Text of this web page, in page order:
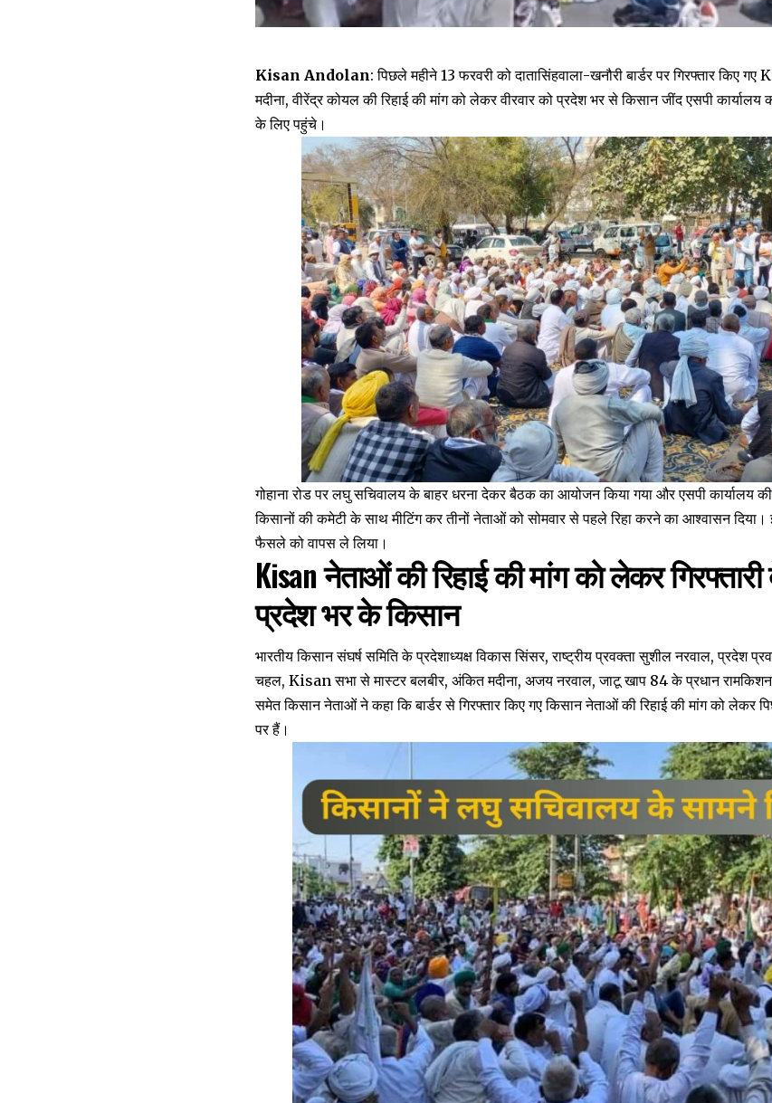
Kisan Andolan: पिछले महीने 13 फरवरी को दातासिंहवाला-खनौरी बार्डर पर गिरफ्तार किए
मदीना, वीरेंद्र कोयल की रिहाई की मांग को लेकर वीरवार को प्रदेश भर से किसान जींद एसपी कार्यालय
के लिए पहुंचे।
गोहाना रोड पर लघु सचिवालय के बाहर धरना देकर बैठक का आयोजन किया गया और एसपी
किसानों की कमेटी के साथ मीटिंग कर तीनों नेताओं को सोमवार से पहले रिहा करने का आश्वासन दिया।
फैसले को वापस ले लिया।
Kisan नेताओं की रिहाई की मांग काे लेकर
प्रदेश भर के किसान
भारतीय किसान संघर्ष समिति के प्रदेशाध्यक्ष विकास सिंसर, राष्ट्रीय प्रवक्ता सुशील नरवाल, प्रदेश
चहल, Kisan सभा से मास्टर बलबीर, अंकित मदीना, अजय नरवाल, जाटू खाप 84 के प्रधान
समेत किसान नेताओं ने कहा कि बार्डर से गिरफ्तार किए गए किसान नेताओं की रिहाई की मांग को
पर हैं।